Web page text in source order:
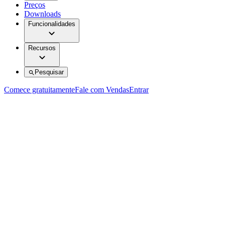
Preços
Downloads
Funcionalidades
Recursos
Pesquisar
Comece gratuitamenteFale com VendasEntrar